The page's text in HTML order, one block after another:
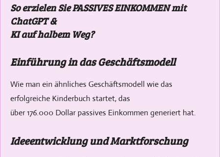
So erzielen Sie PASSIVES EINKOMMEN mit
ChatGPT &
KI auf halbem Weg?
Einführung in das Geschäftsmodell
Wie man ein ähnliches Geschäftsmodell wie das
erfolgreiche Kinderbuch startet, das
über 176.000 Dollar passives Einkommen generiert hat.
Ideeentwicklung und Marktforschung